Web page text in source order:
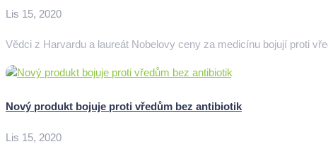
Lis 15, 2020
Vědci z Harvardu a laureát Nobelovy ceny za medicínu bojují proti
Nový produkt bojuje proti vředům bez antibiotik
Lis 15, 2020